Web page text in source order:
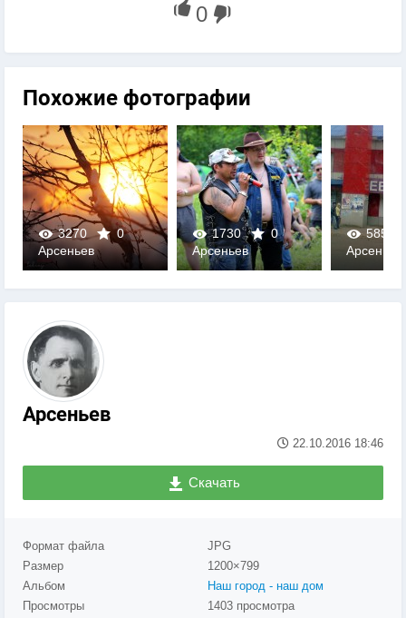
Похожие фотографии
1730
0
0
Арсеньев
5852
-1
0
Арсеньев
2889
0
Арсеньев
Арсеньев
22.10.2016 18:46
Скачать
Формат файла
JPG
Размер
1200×799
Альбом
Наш город - наш дом
Просмотры
1403 просмотра